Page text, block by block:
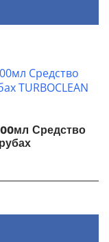
Средство